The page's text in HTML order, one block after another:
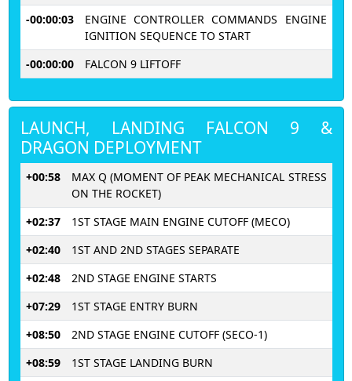
-00:00:03
ENGINE CONTROLLER COMMANDS ENGINE
IGNITION SEQUENCE TO START
-00:00:00
FALCON 9 LIFTOFF
LAUNCH, LANDING FALCON 9 &
DRAGON DEPLOYMENT
+00:58
MAX Q (MOMENT OF PEAK MECHANICAL STRESS
ON THE ROCKET)
+02:37
1ST STAGE MAIN ENGINE CUTOFF (MECO)
+02:40
1ST AND 2ND STAGES SEPARATE
+02:48
2ND STAGE ENGINE STARTS
+07:29
1ST STAGE ENTRY BURN
+08:50
2ND STAGE ENGINE CUTOFF (SECO-1)
+08:59
1ST STAGE LANDING BURN